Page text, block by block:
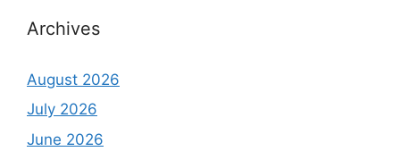
Archives
August 2026
July 2026
June 2026